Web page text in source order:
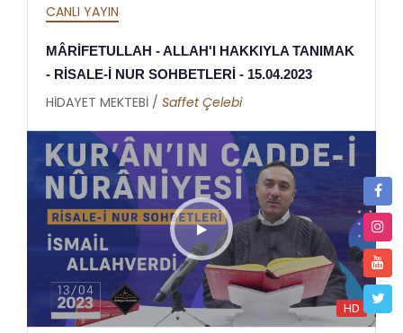
CANLI YAYIN
MÂRİFETULLAH - ALLAH'I HAKKIYLA TANIMAK
- RİSALE-İ NUR SOHBETLERİ - 15.04.2023
HİDAYET MEKTEBİ / Saffet Çelebi
HD